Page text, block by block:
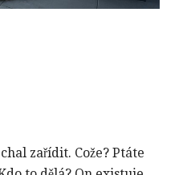
zařídit. Cože? Ptáte